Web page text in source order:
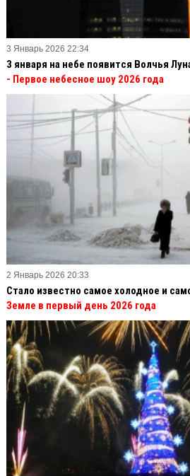
3 Январь 2026 22:34
3 января на небе появится Волчья
- Первое небесное шоу 2026 года
2 Январь 2026 20:33
Стало известно самое холодное и
Земле в первый день 2026 года